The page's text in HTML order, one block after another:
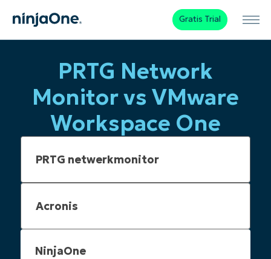
Gratis Trial
PRTG Network
Monitor vs VMware
Workspace One
NinjaOne